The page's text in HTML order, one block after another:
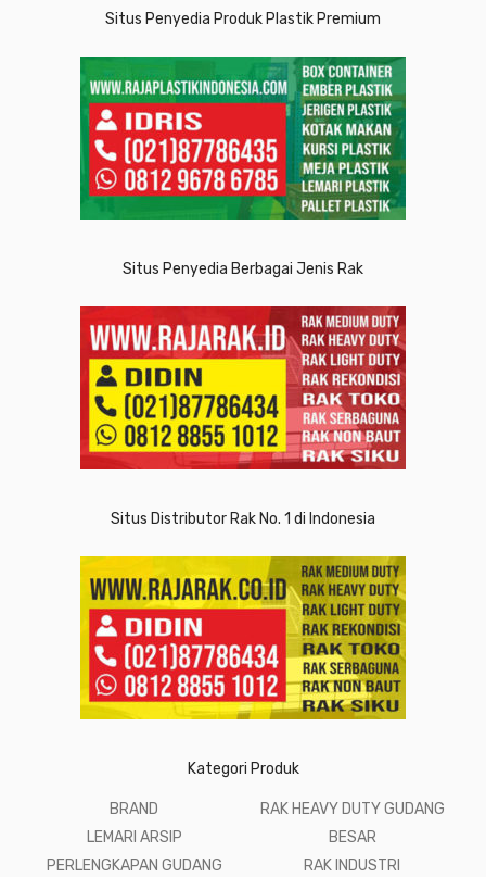
Situs Penyedia Produk Plastik Premium
Situs Penyedia Berbagai Jenis Rak
Situs Distributor Rak No. 1 di Indonesia
Kategori Produk
BRAND
LEMARI ARSIP
PERLENGKAPAN GUDANG
RAK HEAVY DUTY GUDANG
BESAR
RAK INDUSTRI